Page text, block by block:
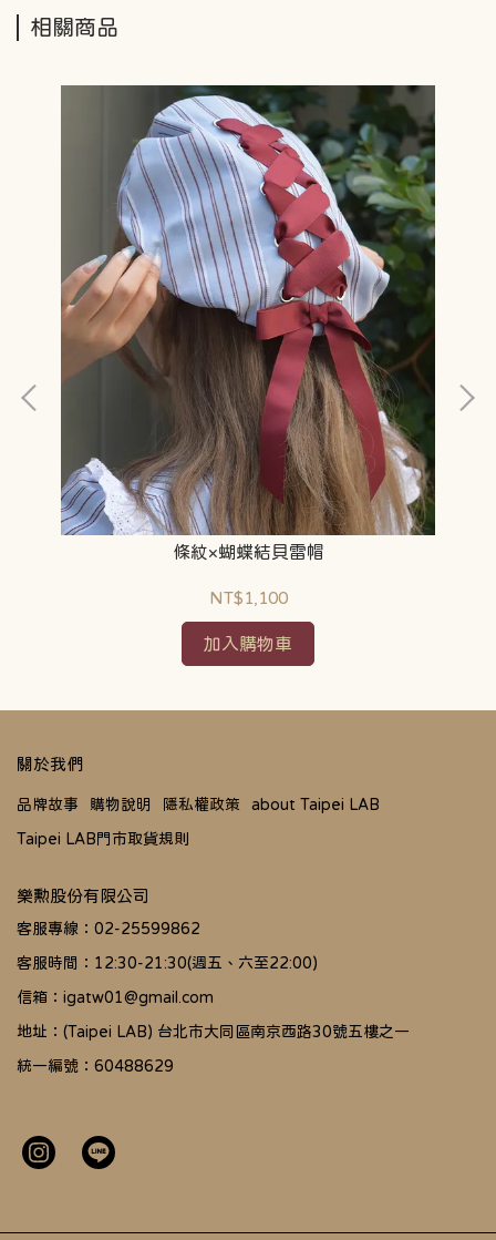
相關商品
條紋×蝴蝶結貝雷帽
NT$1,100
加入購物車
關於我們
品牌故事 購物說明 隱私權政策
about Taipei LAB
Taipei LAB門市取貨規則
樂勲股份有限公司
客服專線：02-25599862
客服時間：12:30-21:30(週五、六至22:00)
信箱：igatw01@gmail.com
地址：(Taipei LAB) 台北市大同區南京西路30號五樓之一
統一編號：60488629